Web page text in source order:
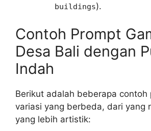
buildings).
Contoh Prompt
Desa Bali dengan
Indah
Berikut adalah beberapa contoh
variasi yang berbeda, dari yang
yang lebih artistik: